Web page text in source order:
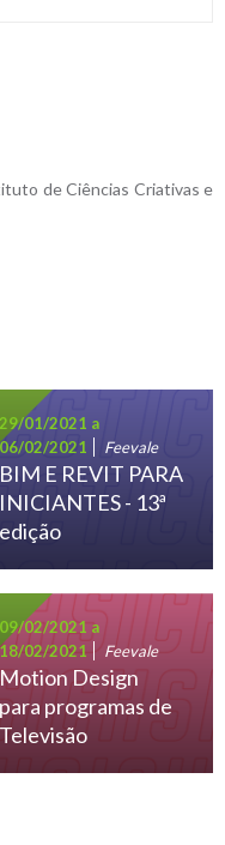
de Ciências Criativas e
29/01/2021 a
06/02/2021
Feevale
BIM E REVIT PARA
INICIANTES - 13ª
edição
09/02/2021 a
18/02/2021
Feevale
Motion Design
para programas de
Televisão